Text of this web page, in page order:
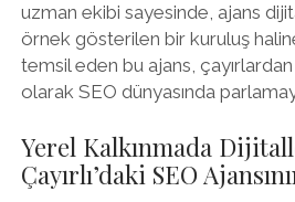
uzman ekibi sayesinde, ajans
örnek gösterilen bir kuruluş haline
temsil eden bu ajans,
olarak SEO dünyasında
Yerel Kalkınmada
Çayırlı’daki SEO